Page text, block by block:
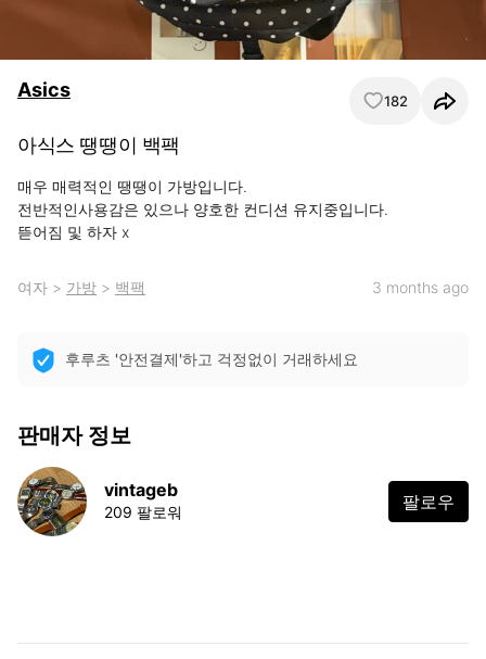
Asics 182
아식스 땡땡이 백팩
매우 매력적인 땡땡이 가방입니다.
전반적인사용감은 있으나 양호한 컨디션 유지중입니다.
뜯어짐 및 하자 x
여자 > 가방 > 백팩 3 months ago
후루츠 '안전결제'하고 걱정없이 거래하세요
판매자 정보
vintageb
209 팔로워 팔로우